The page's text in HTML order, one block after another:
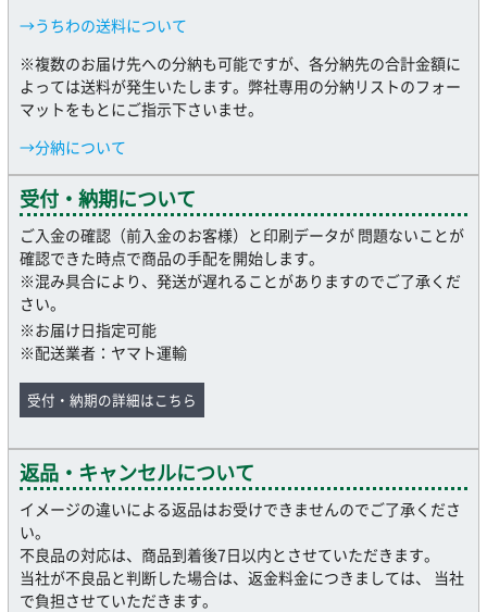
→うちわの送料について
※複数のお届け先への分納も可能ですが、各分納先の合計金額に
よっては送料が発生いたします。弊社専用の分納リストのフォー
マットをもとにご指示下さいませ。
→分納について
受付・納期について
ご入金の確認（前入金のお客様）と印刷データが 問題ないことが
確認できた時点で商品の手配を開始します。
※混み具合により、発送が遅れることがありますのでご了承くだ
さい。
※お届け日指定可能
※配送業者：ヤマト運輸
受付・納期の詳細はこちら
返品・キャンセルについて
イメージの違いによる返品はお受けできませんのでご了承くださ
い。
不良品の対応は、商品到着後7日以内とさせていただきます。
当社が不良品と判断した場合は、返金料金につきましては、 当社
で負担させていただきます。